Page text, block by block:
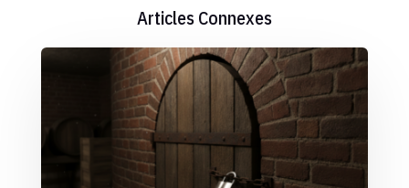
Articles Connexes